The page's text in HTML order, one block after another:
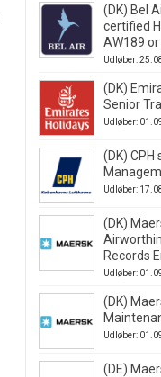
(DK) Bel
certified
AW189
Udløber:
(DK)
Senior
Udløber:
(DK)
Udløber:
(DK)
Records
Udløber:
(DK)
Udløber:
(DE)